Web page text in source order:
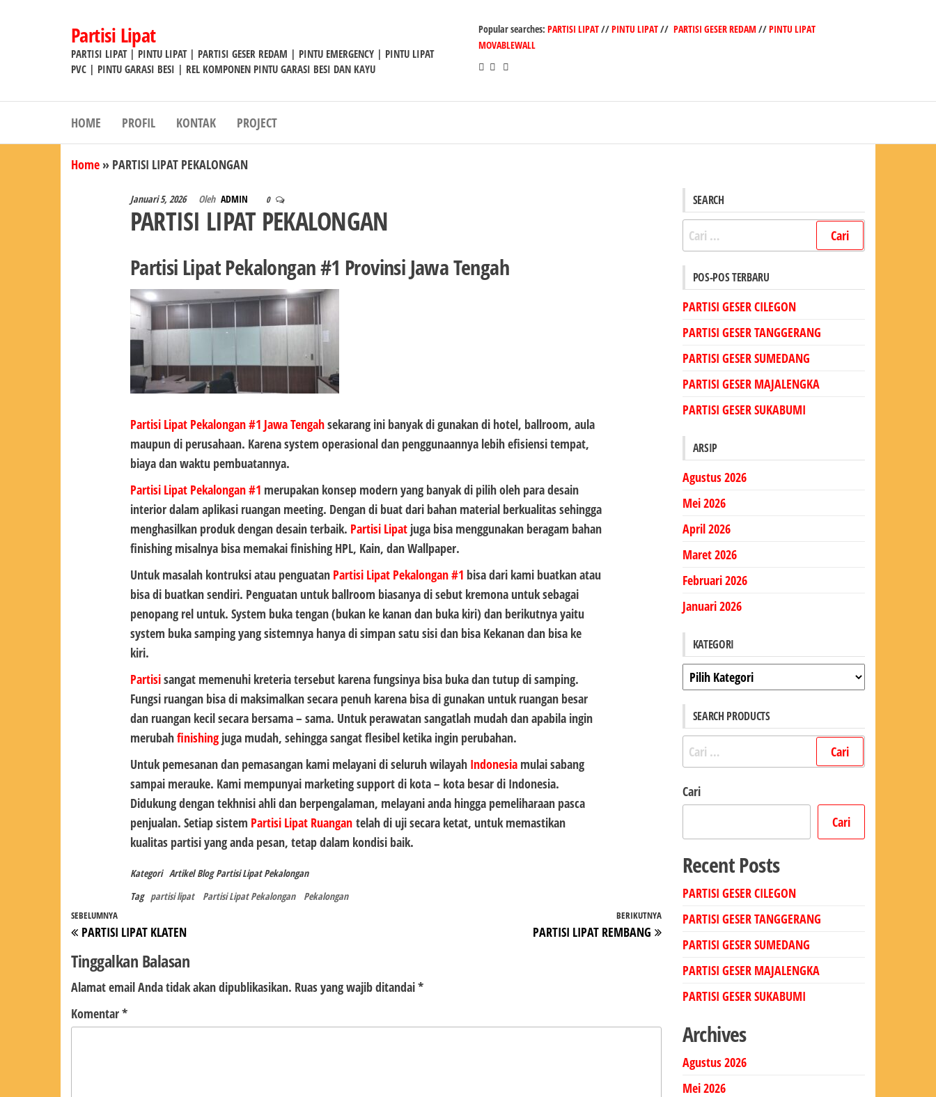
Partisi Lipat
PARTISI LIPAT | PINTU LIPAT | PARTISI GESER REDAM | PINTU EMERGENCY | PINTU LIPAT
PVC | PINTU GARASI BESI | REL KOMPONEN PINTU GARASI BESI DAN KAYU
Popular searches: PARTISI LIPAT//PINTU LIPAT// PARTISI GESER REDAM//PINTU LIPAT
MOVABLEWALL
HOME PROFIL KONTAK PROJECT
Home » PARTISI LIPAT PEKALONGAN
Januari 5, 2026 Oleh ADMIN 0
PARTISI LIPAT PEKALONGAN
Partisi Lipat Pekalongan #1 Provinsi Jawa Tengah
Partisi Lipat Pekalongan #1 Jawa Tengahsekarang ini banyak di gunakan di hotel, ballroom, aula
maupun di perusahaan. Karena system operasional dan penggunaannya lebih efisiensi tempat,
biaya dan waktu pembuatannya.
Partisi Lipat Pekalongan #1 merupakan konsep modern yang banyak di pilih oleh para desain
interior dalam aplikasi ruangan meeting. Dengan di buat dari bahan material berkualitas sehingga
menghasilkan produk dengan desain terbaik. Partisi Lipat juga bisa menggunakan beragam bahan
finishing misalnya bisa memakai finishing HPL, Kain, dan Wallpaper.
Untuk masalah kontruksi atau penguatan Partisi Lipat Pekalongan #1 bisa dari kami buatkan atau
bisa di buatkan sendiri. Penguatan untuk ballroom biasanya di sebut kremona untuk sebagai
penopang rel untuk. System buka tengan (bukan ke kanan dan buka kiri) dan berikutnya yaitu
system buka samping yang sistemnya hanya di simpan satu sisi dan bisa Kekanan dan bisa ke
kiri.
Partisisangat memenuhi kreteria tersebut karena fungsinya bisa buka dan tutup di samping.
Fungsi ruangan bisa di maksimalkan secara penuh karena bisa di gunakan untuk ruangan besar
dan ruangan kecil secara bersama – sama. Untuk perawatan sangatlah mudah dan apabila ingin
merubahfinishingjuga mudah, sehingga sangat flesibel ketika ingin perubahan.
Untuk pemesanan dan pemasangan kami melayani di seluruh wilayah Indonesiamulai sabang
sampai merauke. Kami mempunyai marketing support di kota – kota besar di Indonesia.
Didukung dengan tekhnisi ahli dan berpengalaman, melayani anda hingga pemeliharaan pasca
penjualan. Setiap sistem Partisi Lipat Ruangantelah di uji secara ketat, untuk memastikan
kualitas partisi yang anda pesan, tetap dalam kondisi baik.
Kategori Artikel Blog Partisi Lipat Pekalongan
Tag partisi lipat Partisi Lipat Pekalongan Pekalongan
Navigasi
pos
Pos
Sebelumnya
SEBELUMNYA
PARTISI LIPAT KLATEN
Pos
Berikutnya
BERIKUTNYA
PARTISI LIPAT REMBANG
Tinggalkan Balasan
Alamat email Anda tidak akan dipublikasikan. Ruas yang wajib ditandai*
Komentar*
SEARCH
Cari
untuk:
POS-POS TERBARU
PARTISI GESER CILEGON
PARTISI GESER TANGGERANG
PARTISI GESER SUMEDANG
PARTISI GESER MAJALENGKA
PARTISI GESER SUKABUMI
ARSIP
Agustus 2026
Mei 2026
April 2026
Maret 2026
Februari 2026
Januari 2026
KATEGORI
Kategori
SEARCH PRODUCTS
Cari
untuk:
Cari
Cari
Recent Posts
PARTISI GESER CILEGON
PARTISI GESER TANGGERANG
PARTISI GESER SUMEDANG
PARTISI GESER MAJALENGKA
PARTISI GESER SUKABUMI
Archives
Agustus 2026
Mei 2026